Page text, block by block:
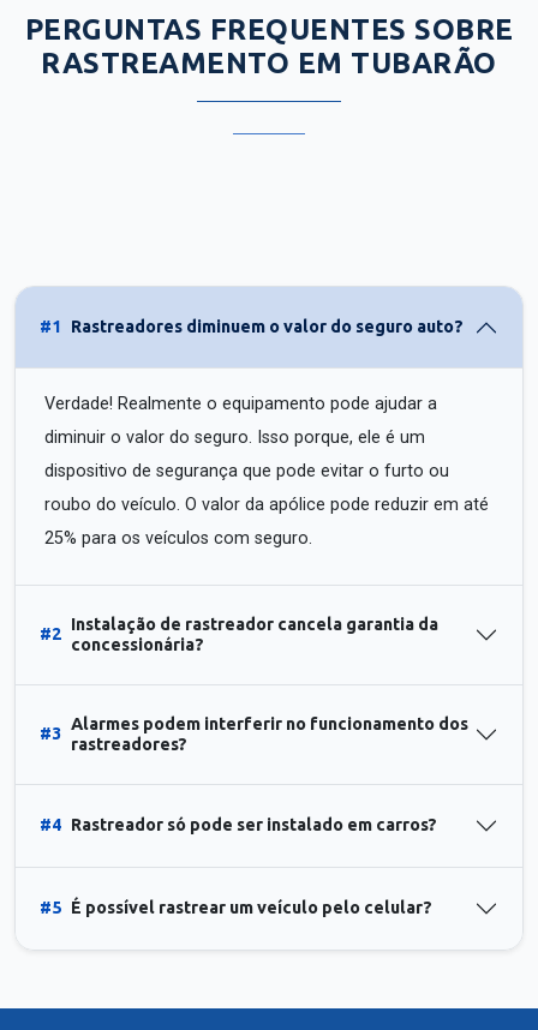
PERGUNTAS FREQUENTES SOBRE
RASTREAMENTO EM TUBARÃO
#1 Rastreadores diminuem o valor do seguro auto?
Verdade! Realmente o equipamento pode ajudar a
diminuir o valor do seguro. Isso porque, ele é um
dispositivo de segurança que pode evitar o furto ou
roubo do veículo. O valor da apólice pode reduzir em até
25% para os veículos com seguro.
#2
Instalação de rastreador cancela garantia da
concessionária?
#3
Alarmes podem interferir no funcionamento dos
rastreadores?
#4 Rastreador só pode ser instalado em carros?
#5 É possível rastrear um veículo pelo celular?